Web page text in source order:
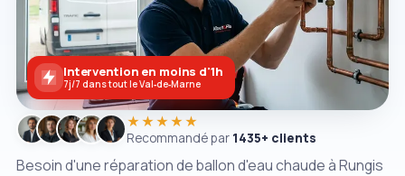
Besoin d'une réparation de ballon d'eau chaude à Rungis
★★★★★
Recommandé par 1435+ clients
Intervention en moins d'1h
7j/7 dans tout le Val‑de‑Marne